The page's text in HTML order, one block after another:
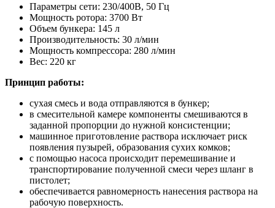
Параметры сети: 230/400В, 50 Гц
Мощность ротора: 3700 Вт
Объем бункера: 145 л
Производительность: 30 л/мин
Мощность компрессора: 280 л/мин
Вес: 220 кг
Принцип работы:
сухая смесь и вода отправляются в бункер;
в смесительной камере компоненты смешиваются в
заданной пропорции до нужной консистенции;
машинное приготовление раствора исключает риск
появления пузырей, образования сухих комков;
с помощью насоса происходит перемешивание и
транспортирование полученной смеси через шланг в
пистолет;
обеспечивается равномерность нанесения раствора на
рабочую поверхность.